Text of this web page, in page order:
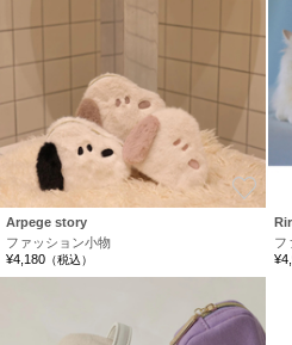
Arpege story
ファッション小物
¥4,180 （税込）
フ